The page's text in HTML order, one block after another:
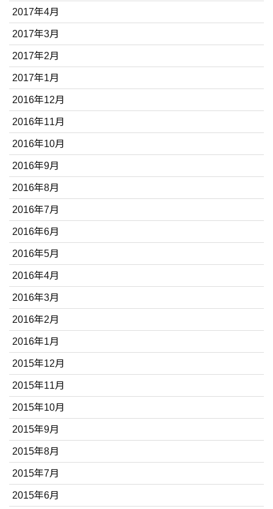
2017年4月
2017年3月
2017年2月
2017年1月
2016年12月
2016年11月
2016年10月
2016年9月
2016年8月
2016年7月
2016年6月
2016年5月
2016年4月
2016年3月
2016年2月
2016年1月
2015年12月
2015年11月
2015年10月
2015年9月
2015年8月
2015年7月
2015年6月